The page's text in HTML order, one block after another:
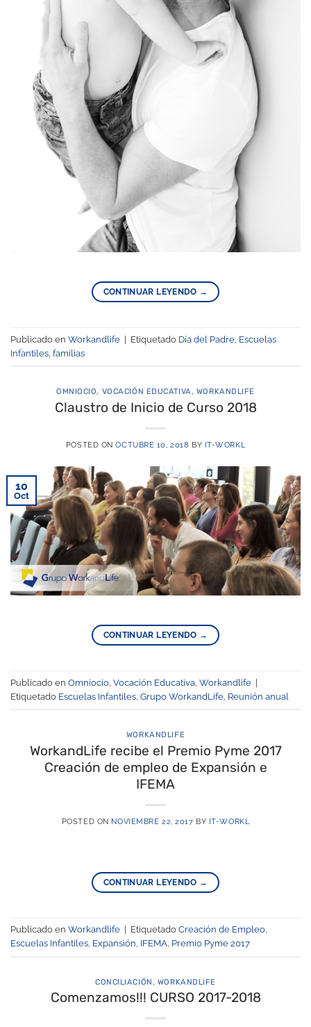
CONTINUAR LEYENDO →
Publicado en Workandlife | Etiquetado Día del Padre Escuelas
Infantiles familias
OMNIOCIO, VOCACIÓN EDUCATIVA, WORKANDLIFE
Claustro de Inicio de Curso 2018
POSTED ONOCTUBRE 10, 2018 BY IT-WORKL
10
Oct
CONTINUAR LEYENDO →
Publicado en Omniocio Vocación Educativa Workandlife |
Etiquetado Escuelas Infantiles Grupo WorkandLife Reunión anual
WORKANDLIFE
WorkandLife recibe el Premio Pyme 2017
Creación de empleo de Expansión e
IFEMA
POSTED ON NOVIEMBRE 22, 2017 BY IT-WORKL
CONTINUAR LEYENDO →
Publicado en Workandlife Etiquetado Creación de Empleo,
Escuelas Infantiles, Expansión, IFEMA, Premio Pyme 2017
CONCILIACIÓN, WORKANDLIFE
Comenzamos!!! CURSO 2017-2018